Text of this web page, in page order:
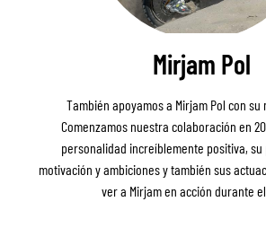
Mirjam Pol
También apoyamos a Mirjam Pol con su
Comenzamos nuestra colaboración en
personalidad increíblemente positiva,
motivación y ambiciones y también sus
ver a Mirjam en acción durante